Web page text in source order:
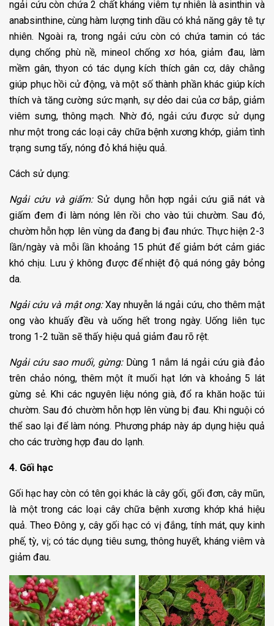
ngải cứu còn chứa 2 chất kháng viêm tự nhiên là asinthin và
anabsinthine, cùng hàm lượng tinh dầu có khả năng gây tê tự
nhiên. Ngoài ra, trong ngải cứu còn có chứa tamin có tác
dụng chống phù nề, mineol chống xơ hóa, giảm đau, làm
mềm gân, thyon có tác dụng kích thích gân cơ, dây chằng
giúp phục hồi cử động, và một số thành phần khác giúp kích
thích và tăng cường sức mạnh, sự dẻo dai của cơ bắp, giảm
viêm sưng, thông mạch. Nhờ đó, ngải cứu được sử dụng
như một trong các loại cây chữa bệnh xương khớp, giảm tình
trạng sưng tấy, nóng đỏ khá hiệu quả.
Cách sử dụng:
Ngải cứu và giấm:Sử dụng hỗn hợp ngải cứu giã nát và
giấm đem đi làm nóng lên rồi cho vào túi chườm. Sau đó,
chườm hỗn hợp lên vùng da đang bị đau nhức. Thực hiện 2-3
lần/ngày và mỗi lần khoảng 15 phút để giảm bớt cảm giác
khó chịu. Lưu ý không được để nhiệt độ quá nóng gây bỏng
da.
Ngải cứu và mật ong:Xay nhuyễn lá ngải cứu, cho thêm mật
ong vào khuấy đều và uống hết trong ngày. Uống liên tục
trong 1-2 tuần sẽ thấy hiệu quả giảm đau rõ rệt.
Ngải cứu sao muối, gừng:Dùng 1 nắm lá ngải cứu già đảo
trên chảo nóng, thêm một ít muối hạt lớn và khoảng 5 lát
gừng sẻ. Khi các nguyên liệu nóng già, đổ ra khăn hoặc túi
chườm. Sau đó chườm hỗn hợp lên vùng bị đau. Khi nguội có
thể sao lại để làm nóng. Phương pháp này áp dụng hiệu quả
cho các trường hợp đau do lạnh.
4. Gối hạc
Gối hạc hay còn có tên gọi khác là cây gối, gối đơn, cây mũn,
là một trong các loại cây chữa bệnh xương khớp khá hiệu
quả. Theo Đông y, cây gối hạc có vị đắng, tính mát, quy kinh
phế, tỳ, vị; có tác dụng tiêu sưng, thông huyết, kháng viêm và
giảm đau.